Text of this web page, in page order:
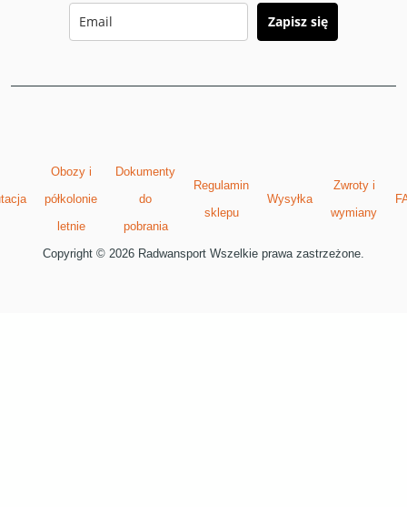
Zapisz się
Obozy i
półkolonie
letnie
Dokumenty
do
pobrania
Regulamin
sklepu
Wysyłka
Zwroty i
wymiany
Copyright © 2026 Radwansport Wszelkie prawa zastrzeżone.